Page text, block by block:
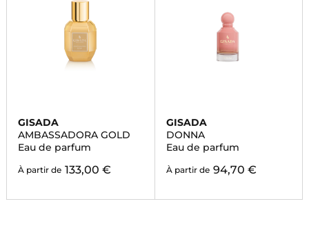
GISADA
AMBASSADORA GOLD
Eau de parfum
À partir de 133,00 €
GISADA
DONNA
Eau de parfum
À partir de 94,70 €